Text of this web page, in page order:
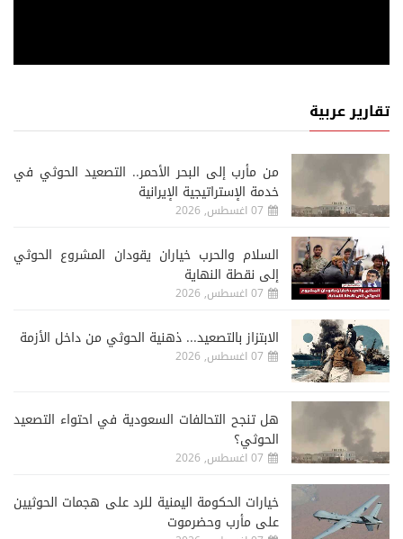
تقارير عربية
من مأرب إلى البحر الأحمر.. التصعيد الحوثي في
خدمة الإستراتيجية الإيرانية
07 اغسطس, 2026
السلام والحرب خياران يقودان المشروع الحوثي
إلى نقطة النهاية
07 اغسطس, 2026
الابتزاز بالتصعيد... ذهنية الحوثي من داخل الأزمة
07 اغسطس, 2026
هل تنجح التحالفات السعودية في احتواء التصعيد
الحوثي؟
07 اغسطس, 2026
خيارات الحكومة اليمنية للرد على هجمات الحوثيين
على مأرب وحضرموت